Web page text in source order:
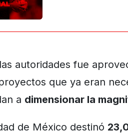
autoridades fue
que ya eran
a dimensionar la
de México destinó